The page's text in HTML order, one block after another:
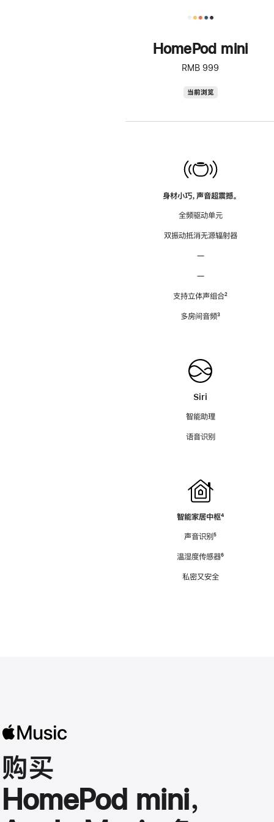
HomePod mini
RMB 999
当前浏览
身材小巧，声音超震撼。
全频驱动单元
双振动抵消无源辐射器
—
—
支持立体声组合脚
²
多房间音频脚
³
Siri
智能助理
语音识别
智能家居中枢脚
⁴
声音识别脚
⁵
温湿度传感器脚
⁶
私密又安全
购买
HomePod mini，